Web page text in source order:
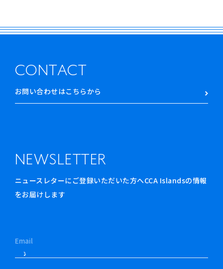
CONTACT
お問い合わせはこちらから
NEWSLETTER
ニュースレターにご登録いただいた方へCCA Islandsの情報
をお届けします